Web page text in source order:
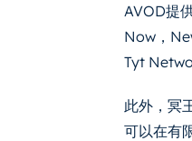
AVOD提
Now，
Tyt
此外，冥
可以在有